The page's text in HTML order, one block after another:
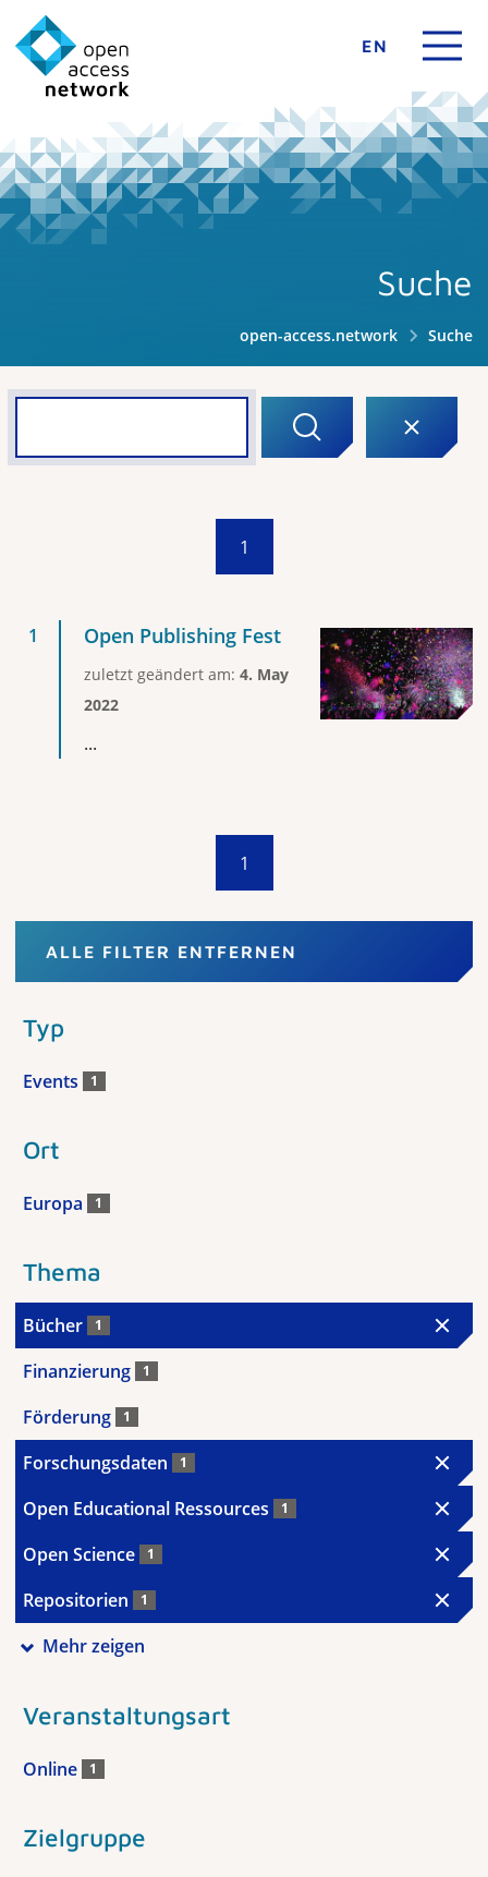
EN
Suche
open-access.network Suche
1
Open Publishing Fest
zuletzt geändert am: 4. May
2022
...
1
ALLE FILTER ENTFERNEN
Typ
Events 1
Ort
Europa 1
Thema
Bücher 1
Finanzierung 1
Förderung 1
Forschungsdaten 1
Open Educational Ressources 1
Open Science 1
Repositorien 1
Mehr zeigen
Veranstaltungsart
Online 1
Zielgruppe